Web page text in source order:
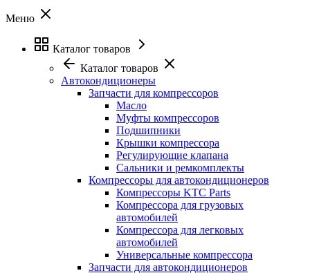
Меню
Каталог товаров
Каталог товаров
Автокондиционеры
Запчасти для компрессоров
Масло
Муфты компрессоров
Подшипники
Крышки компрессора
Регулирующие клапана
Сальники и ремкомплекты
Компрессоры для автокондиционеров
Компрессоры KTC Parts
Компрессора для грузовых
автомобилей
Компрессора для легковых
автомобилей
Универсальные компрессора
Запчасти для автокондиционеров